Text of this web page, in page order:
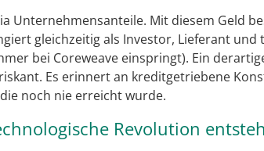
Unternehmensanteile. Mit diesem Geld
gleichzeitig als Investor, Lieferant und
bei Coreweave einspringt). Ein
Es erinnert an kreditgetriebene
noch nie erreicht wurde.
Revolution